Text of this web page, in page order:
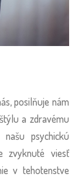
posilňuje nám
a zdravému
psychickú
zvyknuté viesť
v tehotenstve